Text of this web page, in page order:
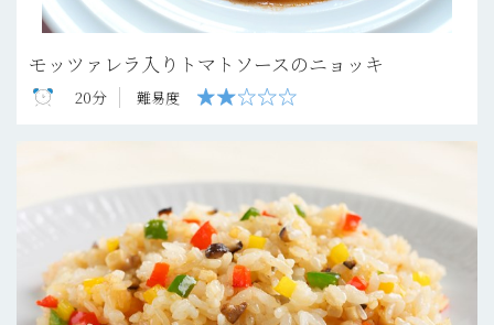
モッツァレラ入りトマトソースのニョッキ
20分 難易度